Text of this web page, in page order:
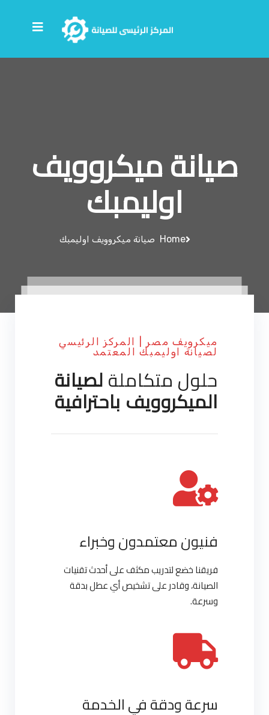
صيانة ميكروويف
اوليمبك
Home صيانة ميكروويف اوليمبك
ميكرويف مصر | المركز الرئيسي
لصيانة اوليمبك المعتمد
حلول متكاملةلصيانة
الميكروويف باحترافية
فنيون معتمدون وخبراء
فريقنا خضع لتدريب مكثف على أحدث تقنيات
الصيانة، وقادر على تشخيص أي عطل بدقة
وسرعة.
سرعة ودقة في الخدمة